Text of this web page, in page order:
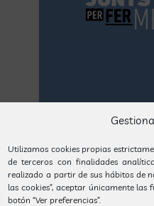
Utilizamos cookies propias
de terceros con finalidades
realizado a partir de sus hábitos de
las cookies”, aceptar únicamente
botón “Ver preferencias”.
la página web de la
www.youtube.com/